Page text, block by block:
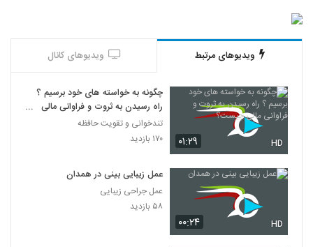
ویدیوهای مرتبط ویدیوهای کانال
۰۱:۲۹ HD
چگونه به خواسته های خود برسیم ؟
راه رسیدن به ثروت و فراوانی مالی
چیست؟
تندخوانی و تقویت حافظه
۱۷۰ بازدید
۰۰:۲۴ HD
عمل زیبایی بینی در همدان
عمل جراحی زیبایی
۵۸ بازدید